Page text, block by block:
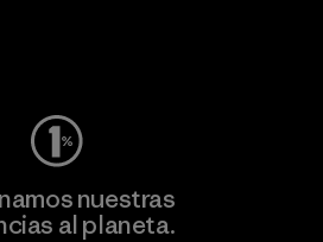
nuestras
al planeta.